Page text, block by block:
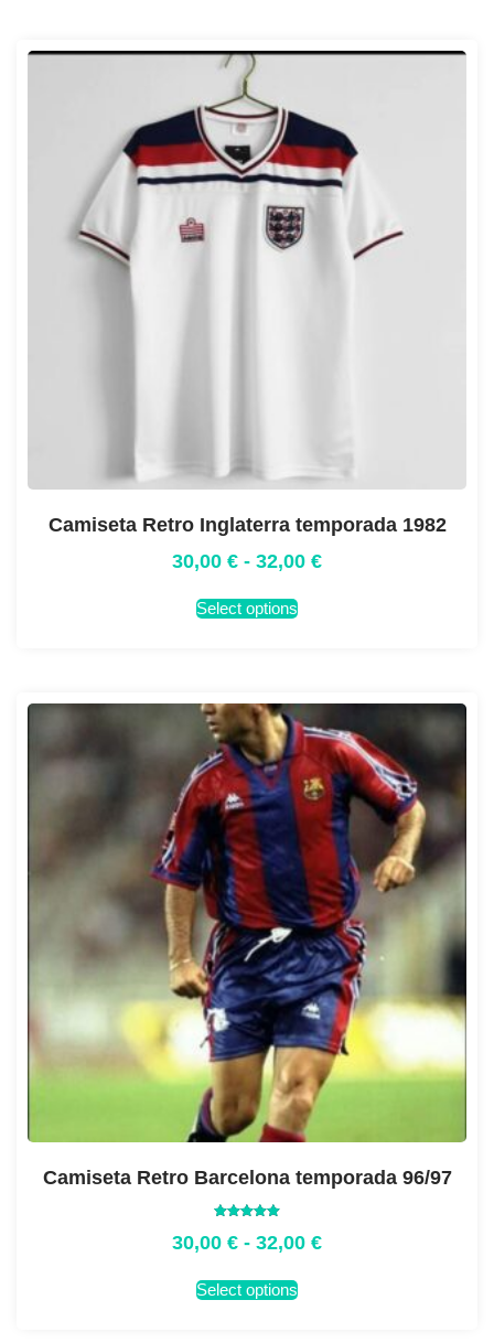
Camiseta Retro Inglaterra temporada 1982
30,00 € - 32,00 €
Select options
Camiseta Retro Barcelona temporada 96/97
con
5.00
30,00 € - 32,00 €
Select options